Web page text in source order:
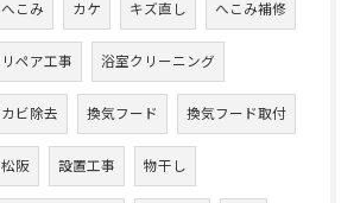
へこみ カケ キズ直し へこみ補修
リペア工事 浴室クリーニング
カビ除去 換気フード 換気フード取付
松阪 設置工事 物干し